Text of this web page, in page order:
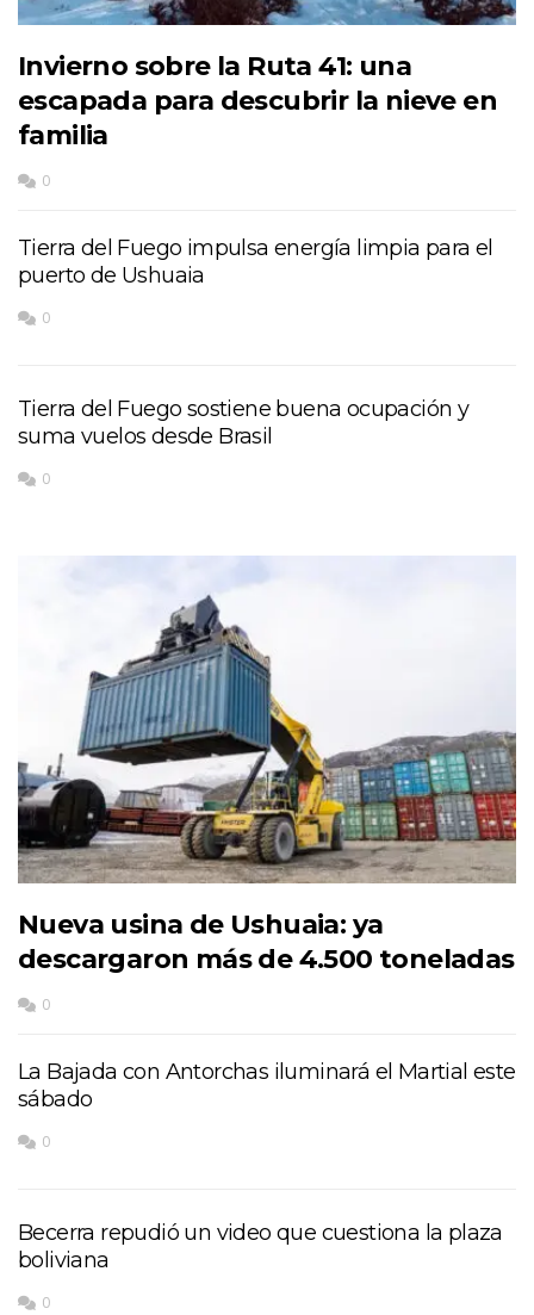
Invierno sobre la Ruta 41: una
escapada para descubrir la nieve en
familia
0
Tierra del Fuego impulsa energía limpia para el
puerto de Ushuaia
0
Tierra del Fuego sostiene buena ocupación y
suma vuelos desde Brasil
0
Nueva usina de Ushuaia: ya
descargaron más de 4.500 toneladas
0
La Bajada con Antorchas iluminará el Martial este
sábado
0
Becerra repudió un video que cuestiona la plaza
boliviana
0